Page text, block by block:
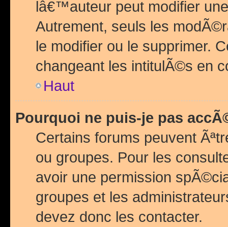
lâ€™auteur peut modifier
Autrement, seuls les
le modifier ou le supprimer.
changeant les intitulÃ©s en
Haut
Pourquoi ne puis-je pas
Certains forums peuvent
ou groupes. Pour les
avoir une permission
groupes et les
devez donc les contacter.